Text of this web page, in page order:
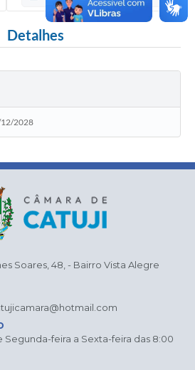
Detalhes
12/2028
Soares, 48, - Bairro Vista Alegre
feira a Sexta-feira das 8:00